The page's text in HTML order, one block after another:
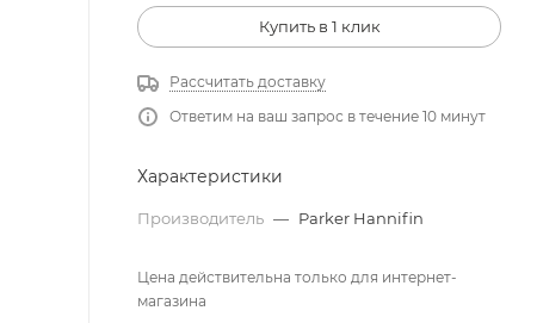
Купить в 1 клик
Рассчитать доставку
Ответим на ваш запрос в течение 10 минут
Характеристики
Производитель — Parker Hannifin
Цена действительна только для интернет-
магазина